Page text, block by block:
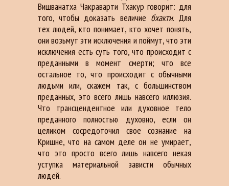
Вишванатха Чакраварти Тхакур говорит: для
того, чтобы доказать величие бхакти. Для
тех людей, кто понимает, кто хочет понять,
они возьмут эти исключения и поймут, что эти
исключения есть суть того, что происходит с
преданными в момент смерти; что все
остальное то, что происходит с обычными
людьми или, скажем так, с большинством
преданных, это всего лишь навсего иллюзия.
Что трансцендентное или духовное тело
преданного полностью духовно, если он
целиком сосредоточил свое сознание на
Кришне, что на самом деле он не умирает,
что это просто всего лишь навсего некая
уступка материальной зависти обычных
людей.